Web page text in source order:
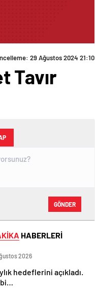
29 Ağustos 2024 21:10
Tavır
GÖNDER
HABERLERİ
2026
hedeflerini açıkladı.